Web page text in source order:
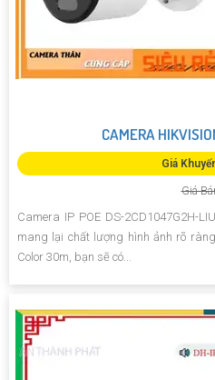
CAMERA
Giá
Giá
Camera IP POE DS-2CD1047G2H-
mang lại chất lượng hình ảnh rõ
Color 30m, bạn sẽ có...